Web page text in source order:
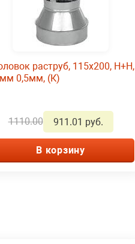
раструб, 115х200, Н+Н,
0,5мм, (К)
1110.00 911.01 руб.
В корзину